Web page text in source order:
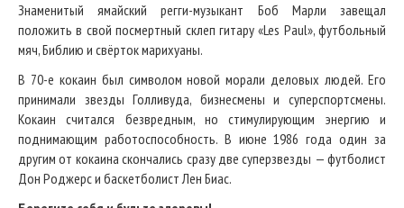
Знаменитый ямайский регги-музыкант Боб Марли завещал
положить в свой посмертный склеп гитару «Les Paul», футбольный
мяч, Библию и свёрток марихуаны.
В 70-е кокаин был символом новой морали деловых людей. Его
принимали звезды Голливуда, бизнесмены и суперспортсмены.
Кокаин считался безвредным, но стимулирующим энергию и
поднимающим работоспособность. В июне 1986 года один за
другим от кокаина скончались сразу две суперзвезды — футболист
Дон Роджерс и баскетболист Лен Биас.